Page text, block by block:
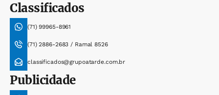
Classificados
(71) 99965-8961
(71) 2886-2683 / Ramal 8526
classificados@grupoatarde.com.br
Publicidade